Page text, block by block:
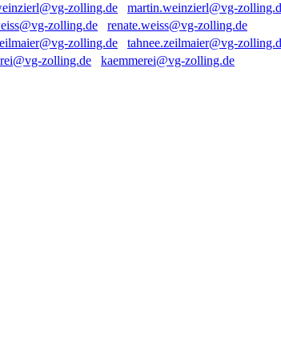
martin.weinzierl@vg-
renate.weiss@vg-zolling.de
tahnee.zeilmaier@vg-
kaemmerei@vg-zolling.de